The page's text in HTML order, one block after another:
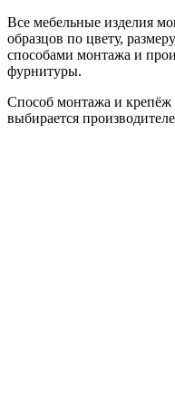
Все мебельные изделия
образцов по цвету,
способами монтажа и
фурнитуры.
Способ монтажа и крепёж
выбирается